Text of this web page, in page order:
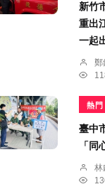
新竹
重出
一起
鄭
熱門
臺中
「同
林